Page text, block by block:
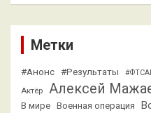
Метки
#Анонс #Результаты
Актёр Алексей
В мире Военная операция